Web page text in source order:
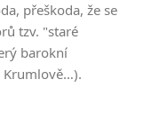
přeškoda, že se
tzv. "staré
barokní
Krumlově…).